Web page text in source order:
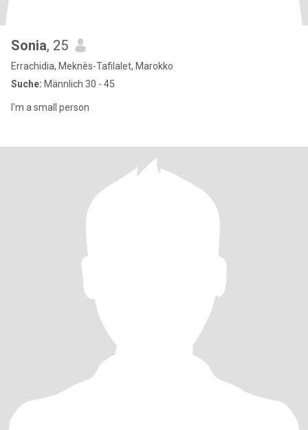
Sonia, 25
Errachidia, Meknès-Tafilalet, Marokko
Suche: Männlich 30 - 45
I'm a small person